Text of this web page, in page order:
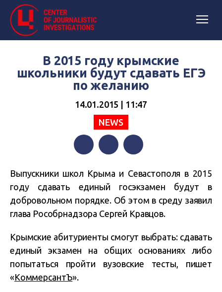
В 2015 году крымские
школьники будут сдавать ЕГЭ
по желанию
14.01.2015 | 11:47
NEWS
Выпускники школ Крыма и Севастополя в 2015
году сдавать единый госэкзамен будут в
добровольном порядке. Об этом в среду заявил
глава Рособрнадзора Сергей Кравцов.
Крымские абитуриенты смогут выбрать: сдавать
единый экзамен на общих основаниях либо
попытаться пройти вузовские тесты, пишет
«КоммерсантЪ».